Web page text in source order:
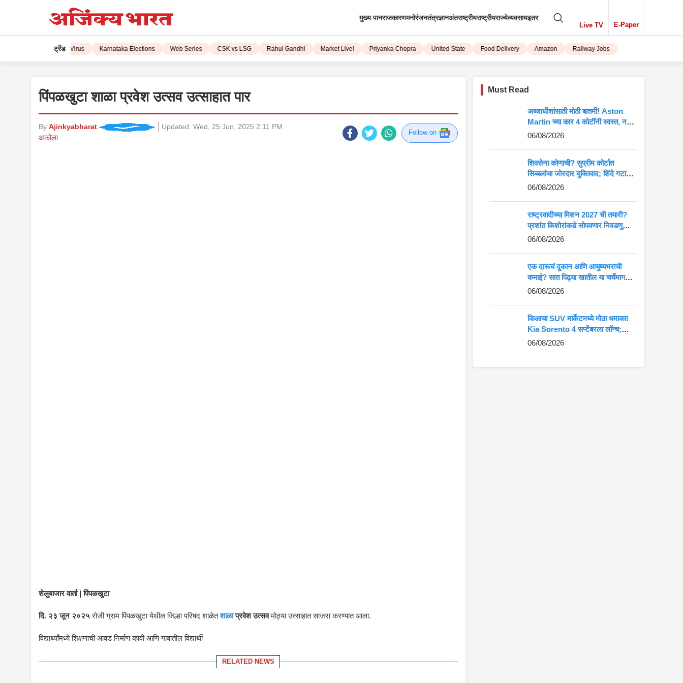
मुख्य पानराजकारणमनोरंजनतंत्रज्ञानअंतराष्ट्रीयराष्ट्रीयराज्येव्यवसायइतर
Live TV E-Paper
ट्रेंड
Corona Virus Karnataka Elections Web Series CSK vs LSG Rahul Gandhi Market Live! Priyanka Chopra United State Food Delivery Amazon Railway Jobs iPhone 15
पिंपळखुटा शाळा प्रवेश उत्सव उत्साहात पार
By Ajinkyabharat Updated: Wed, 25 Jun, 2025 2:11 PM
अकोला
Follow on
शेलुबाजार वार्ता | पिंपळखुटा
दि. २३ जून २०२५रोजी ग्राम पिंपळखुटा येथील जिल्हा परिषद शाळेतशाळाप्रवेश उत्सवमोठ्या उत्साहात साजरा करण्यात आला.
विद्यार्थ्यांमध्ये शिक्षणाची आवड निर्माण व्हावी आणि गावातील विद्यार्थी
RELATED NEWS
Must Read
अब्जाधीशांसाठी मोठी बातमी! Aston
Martin च्या कार 4 कोटींनी स्वस्त, नवीन
किंमत पाहून बसेल धक्का
06/08/2026
शिवसेना कोणाची? सुप्रीम कोर्टात
सिब्बलांचा जोरदार युक्तिवाद; शिंदे गटाच्या
अडचणी वाढणार?
06/08/2026
राष्ट्रवादीच्या मिशन 2027 ची तयारी?
प्रशांत किशोरांकडे सोपवणार निवडणुकीची
कमान?
06/08/2026
एक दारूचं दुकान आणि आयुष्यभराची
कमाई? सात पिढ्या खातील या चर्चेमागचं
खरं गणित जाणून घ्या
06/08/2026
किआचा SUV मार्केटमध्ये मोठा धमाका!
Kia Sorento 4 सप्टेंबरला लॉन्च;
Fortuner-Kodiaq ला देणार थेट
06/08/2026